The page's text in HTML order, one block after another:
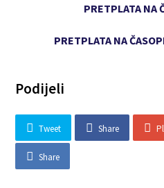
PRETPLATA NA
PRETPLATA NA
Podijeli
Tweet Share
Share